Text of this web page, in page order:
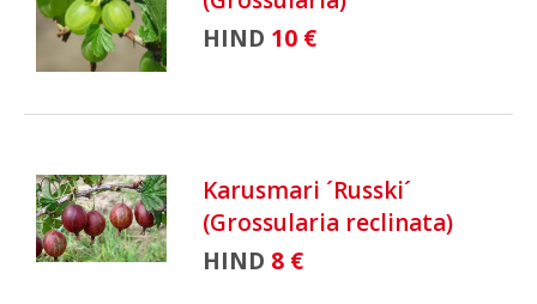
HIND 10 €
Karusmari ´Russki´
(Grossularia reclinata)
HIND 8 €